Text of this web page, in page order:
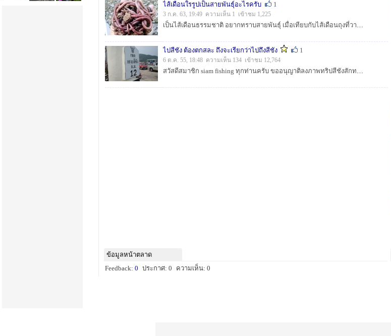
ไส้เดือนใรรูปเป็นสายพันธุ์อะไรครับ 1
3 ก.ค. 63, 19:49 ความเห็น 1 เข้าชม 1,225
เป็นไส้เดือนธรรมชาติ อยากทราบสายพันธุ์ เมื่อเทียบกับไส้เดือนถุงที่วางขายตามร้านเหยื่อตกปลา แบบนี้ใช้ได้ดีไหมครับ....
ไปสีชัง ต้องตกสละ ถึงจะเรียกว่าไปถึงสีชัง 1
6 ต.ค. 55, 18:48 ความเห็น 134 เข้าชม 12,764
สวัสดีสมาชิก siam fishing ทุกท่านครับ ขออนุญาติลงภาพทริปสีชังสักทริปนะครับ เก็บบรรยากาศมากกว่าภาพตกปลาครับ ช่วงตกไม่ค่อยได้ถ่าย อัดมันส์จนไม่มีเวลาถ่า...
ข้อมูลหน้าตลาด
Feedback: 0 ประกาศ: 0 ความเห็น: 0